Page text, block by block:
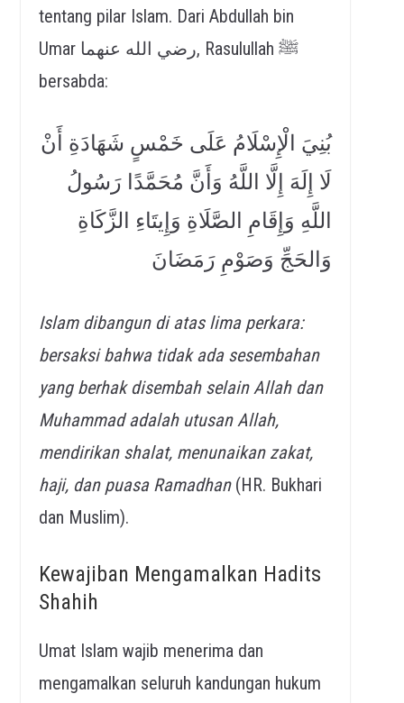
tentang pilar Islam. Dari Abdullah bin
Umar رضي الله عنهما, Rasulullah ﷺ
bersabda:
بُنِيَ الْإِسْلَامُ عَلَى خَمْسٍ شَهَادَةِ أَنْ
لَا إِلَهَ إِلَّا اللَّهُ وَأَنَّ مُحَمَّدًا رَسُولُ
اللَّهِ وَإِقَامِ الصَّلَاةِ وَإِيتَاءِ الزَّكَاةِ
وَالحَجِّ وَصَوْمِ رَمَضَانَ
Islam dibangun di atas lima perkara:
bersaksi bahwa tidak ada sesembahan
yang berhak disembah selain Allah dan
Muhammad adalah utusan Allah,
mendirikan shalat, menunaikan zakat,
haji, dan puasa Ramadhan(HR. Bukhari
dan Muslim).
Kewajiban Mengamalkan Hadits
Shahih
Umat Islam wajib menerima dan
mengamalkan seluruh kandungan hukum